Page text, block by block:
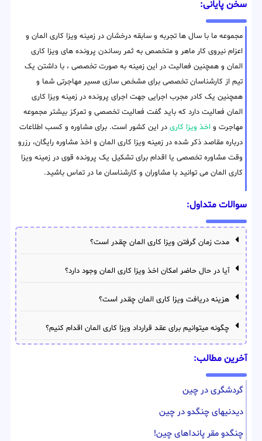
سخن پایانی:
مجموعه ما با سال ها تجربه و سابقه درخشان در زمینه ویزا کاری المان و
اعزام نیروی کار ماهر و متخصص به ثمر رساندن پرونده های ویزا کاری
المان و همچنین فعالیت در این زمینه به صورت تخصصی ، با داشتن یک
تیم از کارشناسان تخصصی برای مشخص سازی مسیر مهاجرتی شما و
همچنین یک کادر مجرب اجرایی جهت اجرای پرونده در زمینه ویزا کاری
المان فعالیت دارد که باید گفت فعالیت تخصصی و تمرکز بیشتر مجموعه
مهاجرت و اخذ ویزا کاری در این کشور است. برای مشاوره و کسب اطلاعات
درباره مقاصد ذکر شده در زمینه ویزا کاری المان و اخذ مشاوره رایگان، رزرو
وقت مشاوره تخصصی یا اقدام برای تشکیل یک پرونده قوی در زمینه ویزا
کاری المان می توانید با مشاوران و کارشناسان ما در تماس باشید.
سوالات متداول:
مدت زمان گرفتن ویزا کاری المان چقدر است؟
آیا در حال حاضر امکان اخذ ویزا کاری المان وجود دارد؟
هزینه دریافت ویزا کاری المان چقدر است؟
چگونه میتوانیم برای عقد قرارداد ویزا کاری المان اقدام کنیم؟
آخرین مطالب:
گردشگری در چین
دیدنیهای چنگدو در چین
چنگدو مقر پانداهای چین!